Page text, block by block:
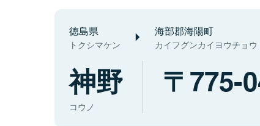
徳島県
トクシマケン
海部郡海陽町
カイフグンカイヨウチョウ
神野
コウノ
775-